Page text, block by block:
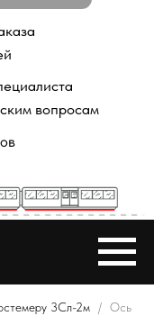
3Сл-2м
Ось